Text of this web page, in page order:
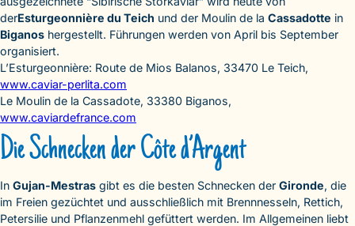
derEsturgeonnière du Teich und der Moulin de la Cassadotte in
Biganos hergestellt. Führungen werden von April bis September
organisiert.
L’Esturgeonnière: Route de Mios Balanos, 33470 Le Teich,
www.caviar-perlita.com
Le Moulin de la Cassadote, 33380 Biganos,
www.caviardefrance.com
Die Schnecken der Côte d’Argent
In Gujan-Mestras gibt es die besten Schnecken der Gironde, die
im Freien gezüchtet und ausschließlich mit Brennnesseln, Rettich,
Petersilie und Pflanzenmehl gefüttert werden. Im Allgemeinen liebt